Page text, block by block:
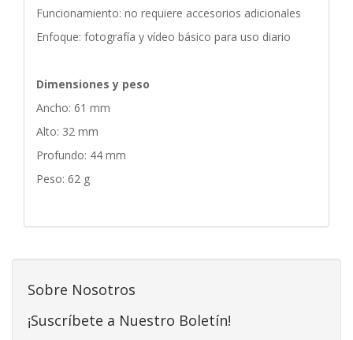
Funcionamiento: no requiere accesorios adicionales
Enfoque: fotografía y vídeo básico para uso diario
Dimensiones y peso
Ancho: 61 mm
Alto: 32 mm
Profundo: 44 mm
Peso: 62 g
Sobre Nosotros
¡Suscríbete a Nuestro Boletín!